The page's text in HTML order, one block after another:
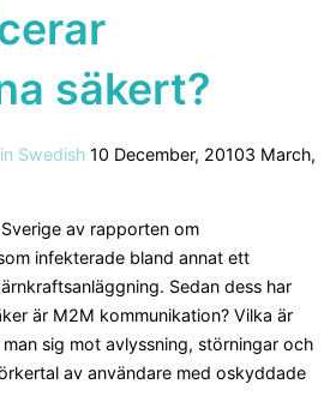
säkert?
SwedishPosted
10 December, 20103 March,
av rapporten om
infekterade bland annat ett
Sedan dess har
är M2M kommunikation? Vilka är
sig mot avlyssning, störningar och
av användare med oskyddade